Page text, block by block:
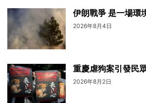
伊朗戰爭 是一場環
2026年8月4日
重慶虐狗案引發民
2026年8月2日